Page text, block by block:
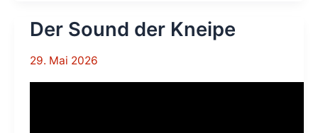
Der Sound der Kneipe
29. Mai 2026